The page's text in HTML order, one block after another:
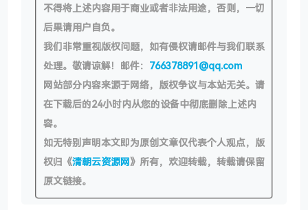
不得将上述内容用于商业或者非法用途，否则，一切
后果请用户自负。
我们非常重视版权问题，如有侵权请邮件与我们联系
处理。敬请谅解！邮件： 766378891@qq.com
网站部分内容来源于网络，版权争议与本站无关。请
在下载后的24小时内从您的设备中彻底删除上述内
容。
如无特别声明本文即为原创文章仅代表个人观点，版
权归《清朝云资源网》所有，欢迎转载，转载请保留
原文链接。